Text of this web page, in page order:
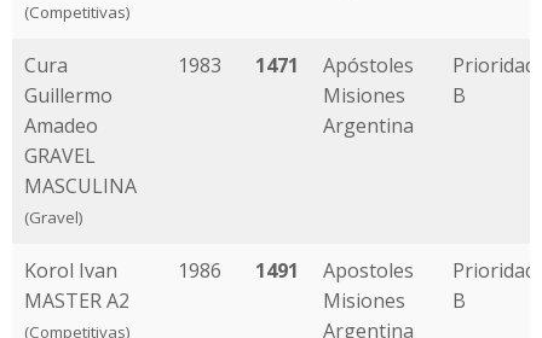
(Competitivas)
Cura
Guillermo
Amadeo
GRAVEL
MASCULINA
(Gravel)
1983 1471
Apóstoles
Misiones
Argentina
Prioridad
B
Korol Ivan
MASTER A2
(Competitivas)
1986 1491
Apostoles
Misiones
Argentina
Prioridad
B